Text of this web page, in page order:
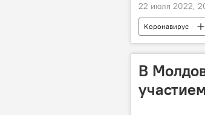
22 июля 2022,
Коронавирус
В